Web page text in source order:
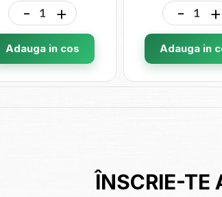
- +
Adauga in cos
- +
Adauga in
ÎNSCRIE-TE